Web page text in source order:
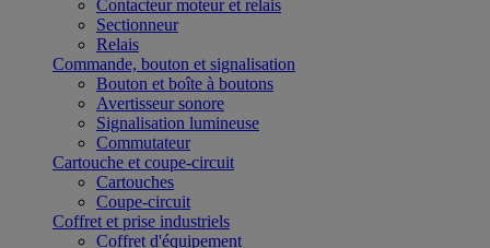
Contacteur moteur et relais
Sectionneur
Relais
Commande, bouton et signalisation
Bouton et boîte à boutons
Avertisseur sonore
Signalisation lumineuse
Commutateur
Cartouche et coupe-circuit
Cartouches
Coupe-circuit
Coffret et prise industriels
Coffret d'équipement